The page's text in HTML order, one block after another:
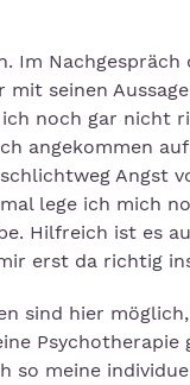
Im
seinen
noch gar nicht
angekommen
Angst
lege ich mich
Hilfreich ist es
erst da richtig
sind hier
so meine